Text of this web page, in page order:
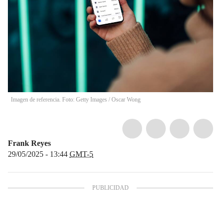
Imagen de referencia. Foto: Getty Images / Oscar Wong
Frank Reyes
29/05/2025 - 13:44 GMT-5